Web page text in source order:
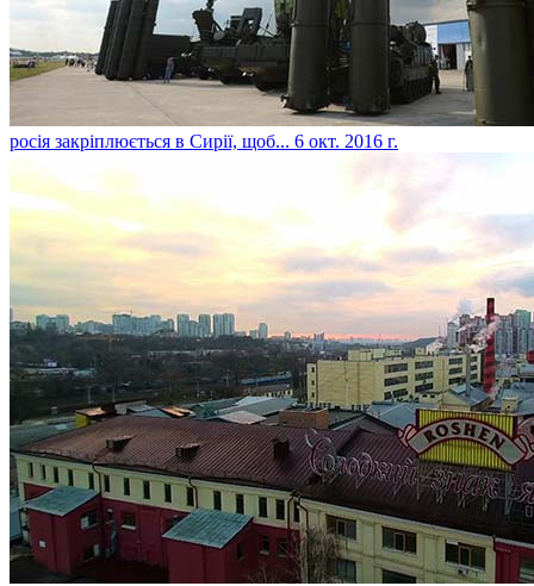
​росія закріплюється в Сирії, щоб... 6 окт. 2016 г.